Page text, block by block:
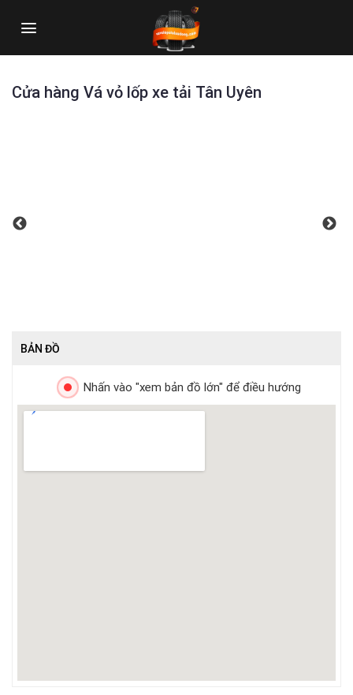
Cửa hàng Vá vỏ lốp xe tải Tân Uyên
BẢN ĐỒ
Nhấn vào "xem bản đồ lớn" để điều hướng